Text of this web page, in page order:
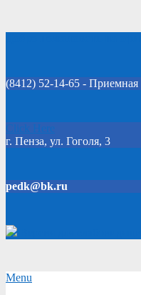
(8412) 52-14-65 - Приемная
Click Here
г. Пенза, ул. Гоголя, 3
pedk@bk.ru
Secondary
Menu